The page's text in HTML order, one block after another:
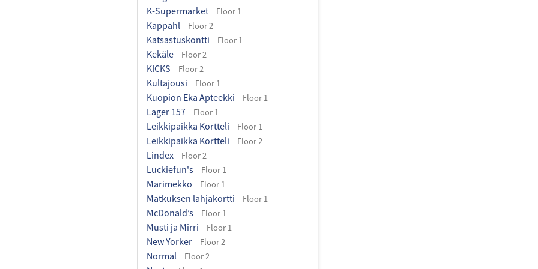
K-Supermarket Floor 1
Kappahl Floor 2
Katsastuskontti Floor 1
Kekäle Floor 2
KICKS Floor 2
Kultajousi Floor 1
Kuopion Eka Apteekki Floor 1
Lager 157 Floor 1
Leikkipaikka Kortteli Floor 1
Leikkipaikka Kortteli Floor 2
Lindex Floor 2
Luckiefun's Floor 1
Marimekko Floor 1
Matkuksen lahjakortti Floor 1
McDonald’s Floor 1
Musti ja Mirri Floor 1
New Yorker Floor 2
Normal Floor 2